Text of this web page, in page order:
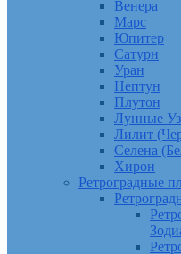
Венера
Марс
Юпитер
Сатурн
Уран
Нептун
Плутон
Лунные
Лилит
Селена
Хирон
Ретроградные